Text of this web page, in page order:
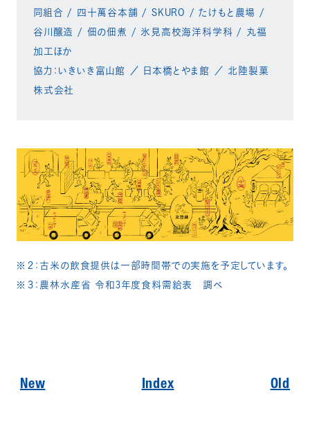
同組合 / 四十萬谷本舗 / SKURO / たけもと農場 /
谷川醸造 / 佃の佃煮 / 氷見高校海洋科学科 / 丸福
加工ほか​​
協力：いきいき富山館 ／ 日本橋とやま館 ／ 北陸製菓
株式会社
※２：古米の飲食提供は一部時間帯での実施を予定しています。​
※３：農林水産省 令和3年度食料需給表 調べ
New Index Old